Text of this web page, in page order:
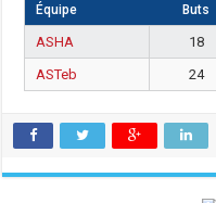
Équipe Buts
ASHA 18
ASTeb
24